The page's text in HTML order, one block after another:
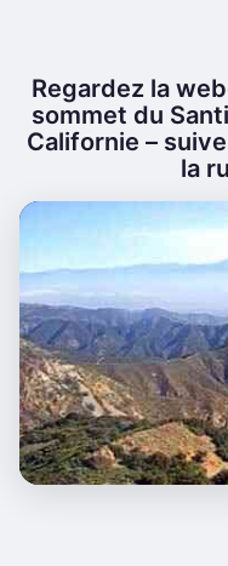
Regardez la
sommet du
Californie –
la